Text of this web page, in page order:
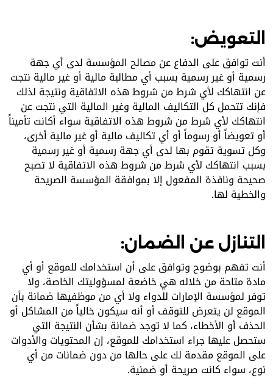
التعويض:
أنت توافق على الدفاع عن مصالح المؤسسة لدى أي جهة
رسمية أو غير رسمية بسبب أي مطالبة مالية أو غير مالية نتجت
عن انتهاكك لأي شرط من شروط هذه الاتفاقية ونتيجة لذلك
فإنك تتحمل كل التكاليف المالية وغير المالية التي نتجت عن
انتهاكك لأي شرط من شروط هذه الاتفاقية سواء أكانت تأميناً
أو تعويضاً أو رسوماً أو أي تكاليف مالية أو غير مالية أخرى،
وكل تسوية تقوم بها لدى أي جهة رسمية أو غير رسمية
بسبب انتهاكك لأي شرط من شروط هذه الاتفاقية لا تصبح
صحيحة ونافذة المفعول إلا بموافقة المؤسسة الصريحة
والخطية لها.
التنازل عن الضمان:
أنت تفهم بوضوح وتوافق على أن استخدامك للموقع أو أي
مادة متاحة من خلاله هي خاضعة لمسؤوليتك الخاصة، ولا
توفر لمؤسسة الإمارات للدواء ولا أي من موظفيها ضمانة بأن
الموقع لن يتعرض للتوقف أو أنه سيكون خالياً من المشاكل أو
الحذف أو الأخطاء، كما لا توجد ضمانة بشأن النتيجة التي
ستحصل عليها جراء استخدامك للموقع، إن المحتويات والأدوات
على الموقع مقدمة لك على حالها من دون ضمانات من أي
نوع، سواء كانت صريحة أو ضمنية.